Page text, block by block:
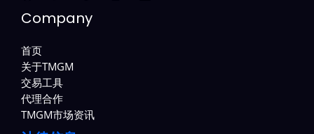
Company
首页
关于TMGM
交易工具
代理合作
TMGM市场资讯